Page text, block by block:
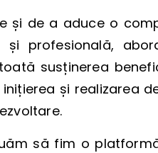
și de a aduce o
profesională,
susținerea
și realizarea
să fim o